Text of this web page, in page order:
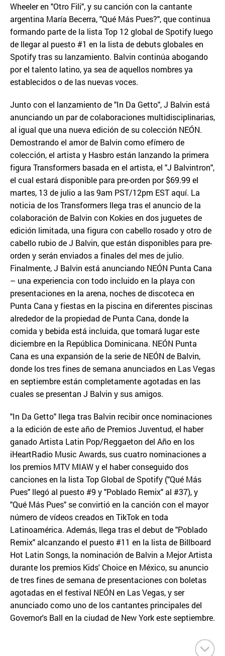
Wheeler en "Otro Fili", y su canción con la cantante
argentina María Becerra, "Qué Más Pues?", que continua
formando parte de la lista Top 12 global de Spotify luego
de llegar al puesto #1 en la lista de debuts globales en
Spotify tras su lanzamiento. Balvin continúa abogando
por el talento latino, ya sea de aquellos nombres ya
establecidos o de las nuevas voces.
Junto con el lanzamiento de "In Da Getto", J Balvin está
anunciando un par de colaboraciones multidisciplinarias,
al igual que una nueva edición de su colección NEÓN.
Demostrando el amor de Balvin como efímero de
colección, el artista y Hasbro están lanzando la primera
figura Transformers basada en el artista, el "J Balvintron",
el cual estará disponible para pre-orden por $69.99 el
martes, 13 de julio a las 9am PST/12pm EST aquí. La
noticia de los Transformers llega tras el anuncio de la
colaboración de Balvin con Kokies en dos juguetes de
edición limitada, una figura con cabello rosado y otro de
cabello rubio de J Balvin, que están disponibles para pre-
orden y serán enviados a finales del mes de julio.
Finalmente, J Balvin está anunciando NEÓN Punta Cana
– una experiencia con todo incluido en la playa con
presentaciones en la arena, noches de discoteca en
Punta Cana y fiestas en la piscina en diferentes piscinas
alrededor de la propiedad de Punta Cana, donde la
comida y bebida está incluida, que tomará lugar este
diciembre en la República Dominicana. NEÓN Punta
Cana es una expansión de la serie de NEÓN de Balvin,
donde los tres fines de semana anunciados en Las Vegas
en septiembre están completamente agotadas en las
cuales se presentan J Balvin y sus amigos.
"In Da Getto" llega tras Balvin recibir once nominaciones
a la edición de este año de Premios Juventud, el haber
ganado Artista Latin Pop/Reggaeton del Año en los
iHeartRadio Music Awards, sus cuatro nominaciones a
los premios MTV MIAW y el haber conseguido dos
canciones en la lista Top Global de Spotify ("Qué Más
Pues" llegó al puesto #9 y "Poblado Remix" al #37), y
"Qué Más Pues" se convirtió en la canción con el mayor
número de vídeos creados en TikTok en toda
Latinoamérica. Además, llega tras el debut de "Poblado
Remix" alcanzando el puesto #11 en la lista de Billboard
Hot Latin Songs, la nominación de Balvin a Mejor Artista
durante los premios Kids' Choice en México, su anuncio
de tres fines de semana de presentaciones con boletas
agotadas en el festival NEÓN en Las Vegas, y ser
anunciado como uno de los cantantes principales del
Governor's Ball en la ciudad de New York este septiembre.